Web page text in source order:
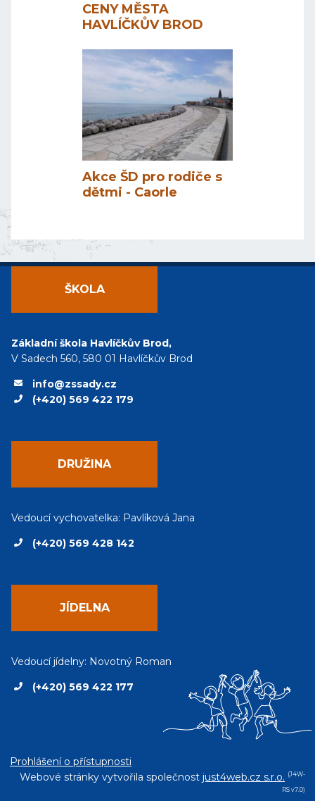
CENY MĚSTA
HAVLÍČKŮV BROD
Akce ŠD pro rodiče s
dětmi - Caorle
ŠKOLA
Základní škola Havlíčkův Brod,
V Sadech 560, 580 01 Havlíčkův Brod
info@zssady.cz
(+420) 569 422 179
DRUŽINA
Vedoucí vychovatelka: Pavlíková Jana
(+420) 569 428 142
JÍDELNA
Vedoucí jídelny: Novotný Roman
(+420) 569 422 177
Prohlášení o přístupnosti
Webové stránky vytvořila společnost just4web.cz s.r.o. (J4W-
RS v7.0)